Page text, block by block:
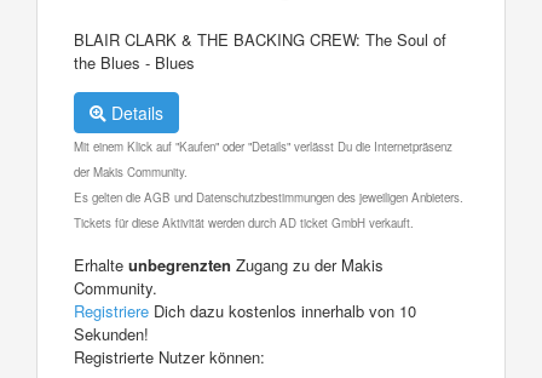
BLAIR CLARK & THE BACKING CREW: The Soul of
the Blues - Blues
Details
Mit einem Klick auf "Kaufen" oder "Details" verlässt Du die Internetpräsenz
der Makis Community.
Es gelten die AGB und Datenschutzbestimmungen des jeweiligen Anbieters.
Tickets für diese Aktivität werden durch AD ticket GmbH verkauft.
Erhalte unbegrenzten Zugang zu der Makis
Community.
Registriere Dich dazu kostenlos innerhalb von 10
Sekunden!
Registrierte Nutzer können: